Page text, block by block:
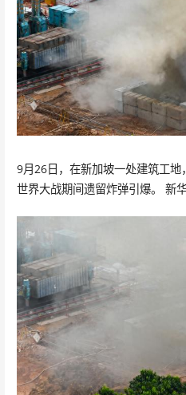
9月26日，在新加坡一处建筑工
世界大战期间遗留炸弹引爆。 新